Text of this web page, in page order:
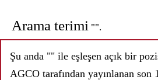
Arama terimi "".
Şu anda "" ile eşleşen açık bir
AGCO tarafından yayınlanan